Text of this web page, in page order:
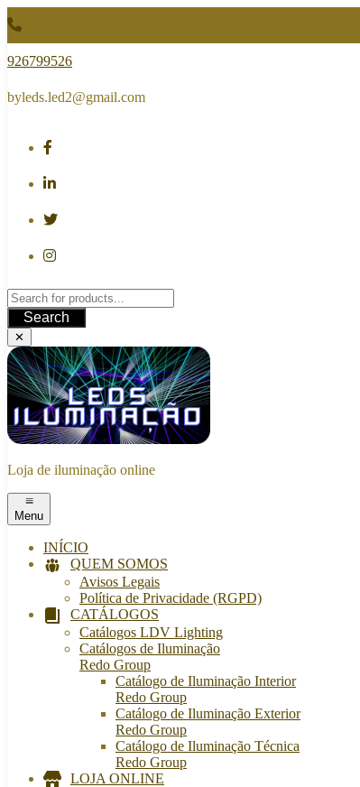
Skip
to
content
926799526
byleds.led2@gmail.com
Search
✕
Loja de iluminação online
Menu
INÍCIO
QUEM SOMOS
Avisos Legais
Política de Privacidade (RGPD)
CATÁLOGOS
Catálogos LDV Lighting
Catálogos de Iluminação
Redo Group
Catálogo de Iluminação Interior
Redo Group
Catálogo de Iluminação Exterior
Redo Group
Catálogo de Iluminação Técnica
Redo Group
LOJA ONLINE